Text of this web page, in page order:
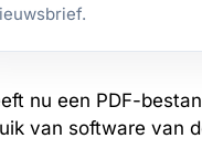
nu een PDF-
van software van